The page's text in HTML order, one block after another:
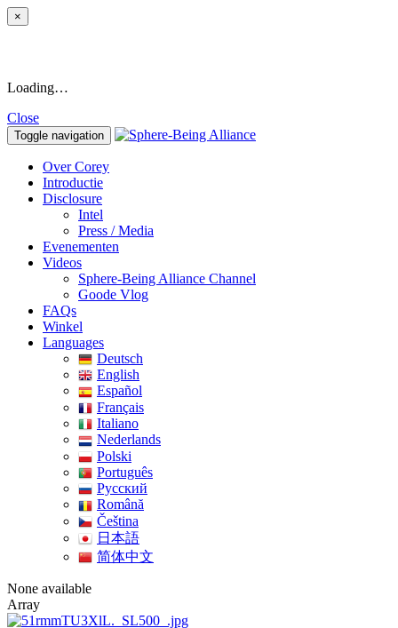
×
Loading…
Close
Toggle navigation
Over Corey
Introductie
Disclosure
Intel
Press / Media
Evenementen
Videos
Sphere-Being Alliance Channel
Goode Vlog
FAQs
Winkel
Languages
Deutsch
English
Español
Français
Italiano
Nederlands
Polski
Português
Pусский
Română
Čeština
日本語
简体中文
None available
Array